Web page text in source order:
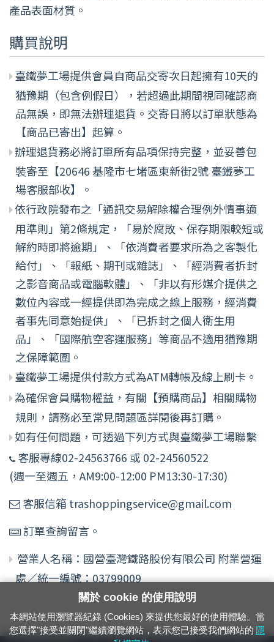
產品表面材質。
購買說明
臺鐵夢工場提供會員自商品交寄次日起擁有10天的
猶豫期（包含例假日），若超過此期間視同確認商
品無誤，即無法辦理退貨。交寄日將以訂單狀態為
【商品已寄出】起算。
辦理退貨務必將訂單所有品項保持完整，並妥善包
裝寄至【20646 基隆市七堵區東新街2號 臺鐵夢工
場客服部收】。
依行政院發布之「通訊交易解除權合理例外情事適
用準則」第2條規定，「易於腐敗、保存期限較短或
解約時即將逾期」、「依消費者要求所為之客製化
給付」、「報紙、期刊或雜誌」、「經消費者拆封
之影音商品或電腦軟體」、「非以有形媒介提供之
數位內容或一經提供即為完成之線上服務，經消費
者事先同意始提供」、「已拆封之個人衛生用
品」、「國際航空客運服務」等商品不適用猶豫期
之保障範圍。
臺鐵夢工場提供付款方式為ATM轉帳及線上刷卡。
為確保會員購物權益，有關【預購商品】相關購物
規則，請務必至常見問題區詳閱後再訂購。
如有任何問題，可透過下列方式與臺鐵夢工場聯繫
客服專線02-24563766 或 02-24560522
(週一至週五，AM9:00-12:00 PM13:30-17:30)
客服信箱 trashoppingservice@gmail.com
訂單查詢留言。
營業人名稱：國營臺灣鐵路股份有限公司 附業營運
處／統一編號：03799009
關於 cookie 的使用說明
本網站使用瀏覽器紀錄 (Cookies) 來提供您最好的使用體驗。當
您選擇"接受並關閉"繼續瀏覽網站，表示您已接受我們網站的 隱